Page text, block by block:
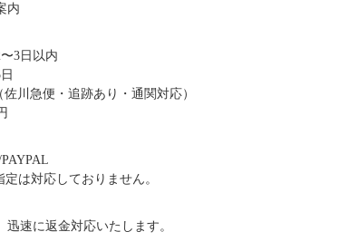
内
3日以内
佐川急便・追跡あり・通関対応）
は対応しておりません。
速に返金対応いたします。